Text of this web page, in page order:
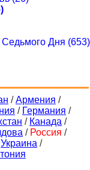
Седьмого Дня (653)
/Армения /
/ Германия /
/ Канада /
/ Россия /
Украина /